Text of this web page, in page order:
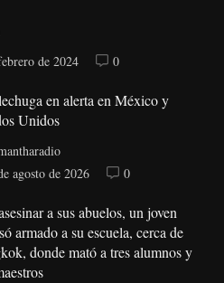
de 2024 0
en alerta en México y
Unidos
agosto de 2026
0
a sus abuelos, un joven
armado a su escuela, cerca de
donde mató a tres alumnos y